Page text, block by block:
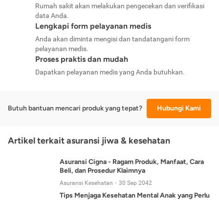
Rumah sakit akan melakukan pengecekan dan verifikasi
data Anda.
Lengkapi form pelayanan medis
Anda akan diminta mengisi dan tandatangani form
pelayanan medis.
Proses praktis dan mudah
Dapatkan pelayanan medis yang Anda butuhkan.
Butuh bantuan mencari produk yang tepat? Hubungi Kami
Artikel terkait asuransi jiwa & kesehatan
Asuransi Cigna - Ragam Produk, Manfaat, Cara
Beli, dan Prosedur Klaimnya
Asuransi Kesehatan 30 Sep 2042
Tips Menjaga Kesehatan Mental Anak yang Perlu